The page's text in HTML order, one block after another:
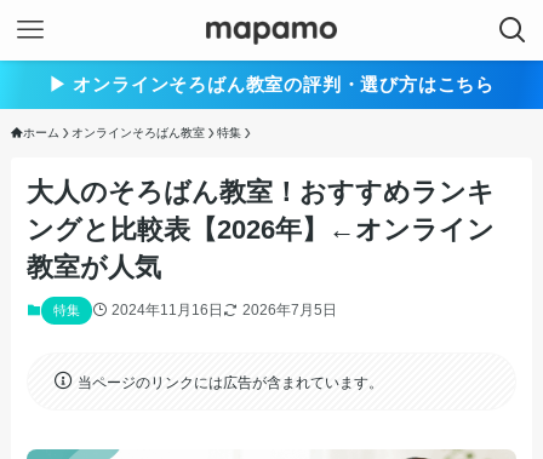
▶︎ オンラインそろばん教室の評判・選び方はこちら
ホーム オンラインそろばん教室 特集
大人のそろばん教室！おすすめランキ
ングと比較表【2026年】←オンライン
教室が人気
特集 2024年11月16日 2026年7月5日
当ページのリンクには広告が含まれています。